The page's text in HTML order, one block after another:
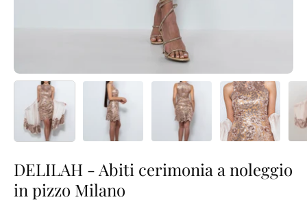
DELILAH - Abiti cerimonia a noleggio
in pizzo Milano